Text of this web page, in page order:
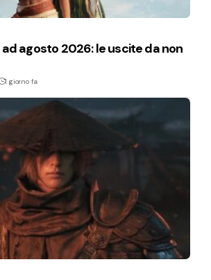
agosto 2026: le uscite da non
1 giorno fa